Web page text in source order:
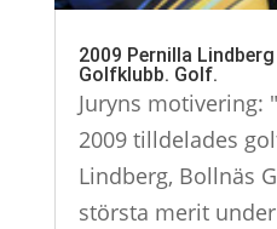
2009 Pernilla
Golfklubb. Golf.
Juryns motivering:
2009 tilldelades
Lindberg, Bollnäs
största merit